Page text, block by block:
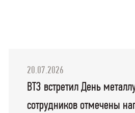
20.07.2026
ВТЗ встретил День
сотрудников отмечены